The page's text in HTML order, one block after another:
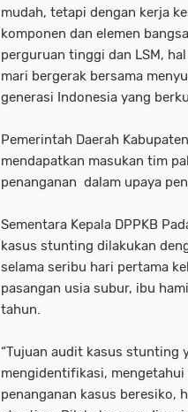
mudah, tetapi dengan kerja
komponen dan elemen
perguruan tinggi dan LSM,
mari bergerak bersama
generasi Indonesia yang
Pemerintah Daerah
mendapatkan masukan tim
penanganan dalam upaya
Sementara Kepala DPPKB
kasus stunting dilakukan
selama seribu hari pertama
pasangan usia subur, ibu
tahun.
“Tujuan audit kasus stunting
mengidentifikasi,
penanganan kasus beresiko,